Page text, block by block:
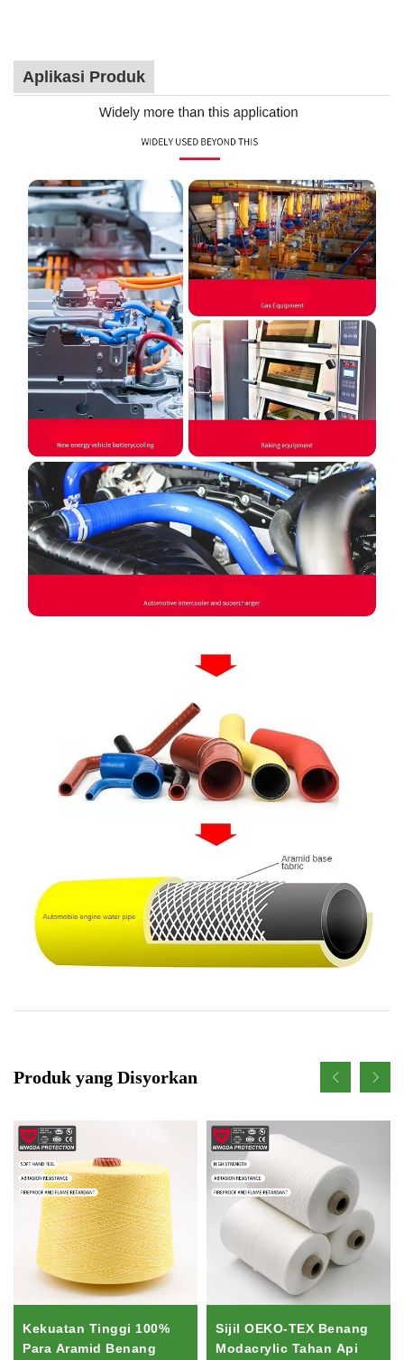
Aplikasi Produk
Produk yang Disyorkan
Kekuatan Tinggi 100%
Para Aramid Benang
Sijil OEKO-TEX Benang
Modacrylic Tahan Api